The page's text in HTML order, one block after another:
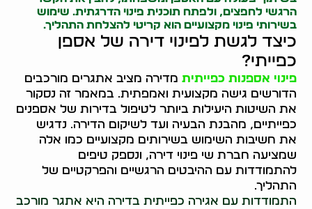
הרגשי לחפצים, ולפתח תוכנית פינוי הדרגתית. שימוש
בשירותי פינוי מקצועיים הוא קריטי להצלחת התהליך.
כיצד לגשת לפינוי דירה של אספן
כפייתי?
פינוי אספנות כפייתית מדירה מציב אתגרים מורכבים
הדורשים גישה מקצועית ואמפתית. במאמר זה נסקור
את השיטות היעילות ביותר לטיפול בדירות של אספנים
כפייתיים, מהבנת הבעיה ועד לשיקום הדירה. נדגיש
את חשיבות השימוש בשירותים מקצועיים כמו אלה
שמציעה חברת שי פינוי דירה, ונספק טיפים
להתמודדות עם ההיבטים הרגשיים והפרקטיים של
התהליך.
התמודדות עם אגירה כפייתית בדירה היא אתגר מורכב